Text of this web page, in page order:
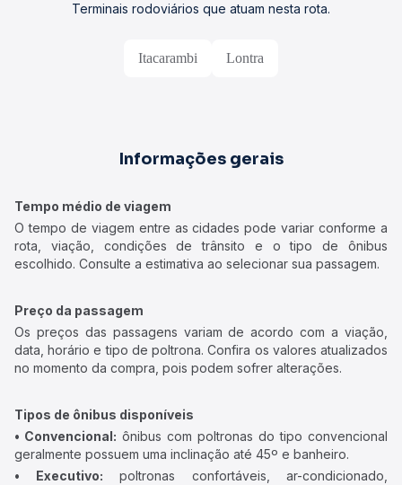
Terminais rodoviários que atuam nesta rota.
Itacarambi Lontra
Informações gerais
Tempo médio de viagem
O tempo de viagem entre as cidades pode variar conforme a
rota, viação, condições de trânsito e o tipo de ônibus
escolhido. Consulte a estimativa ao selecionar sua passagem.
Preço da passagem
Os preços das passagens variam de acordo com a viação,
data, horário e tipo de poltrona. Confira os valores atualizados
no momento da compra, pois podem sofrer alterações.
Tipos de ônibus disponíveis
• Convencional: ônibus com poltronas do tipo convencional
geralmente possuem uma inclinação até 45º e banheiro.
• Executivo: poltronas confortáveis, ar-condicionado,